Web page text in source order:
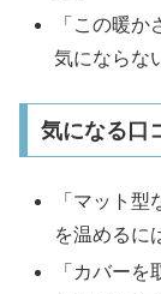
「この暖
気にならな
気になる口
「マット
を温めるに
「カバー